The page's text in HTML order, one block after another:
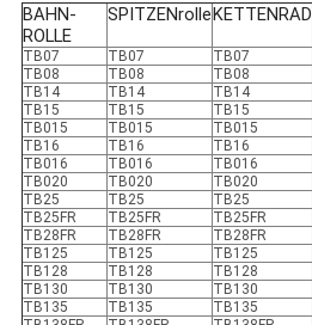
BAHN-
ROLLE
SPITZENrolle KETTENRAD
TB07 TB07 TB07
TB08
TB08 TB08
TB14
TB14 TB14
TB15
TB15 TB15
TB015
TB015 TB015
TB16
TB16 TB16
TB016
TB016 TB016
TB020
TB020 TB020
TB25
TB25 TB25
TB25FR
TB25FR TB25FR
TB28FR
TB28FR TB28FR
TB125
TB125 TB125
TB128
TB128 TB128
TB130
TB130 TB130
TB135
TB135 TB135